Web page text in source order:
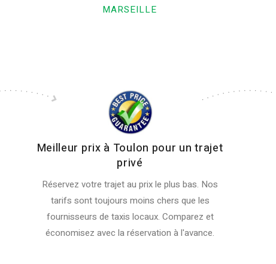
MARSEILLE
Meilleur prix à Toulon pour un trajet
privé
Réservez votre trajet au prix le plus bas. Nos
tarifs sont toujours moins chers que les
fournisseurs de taxis locaux. Comparez et
économisez avec la réservation à l'avance.